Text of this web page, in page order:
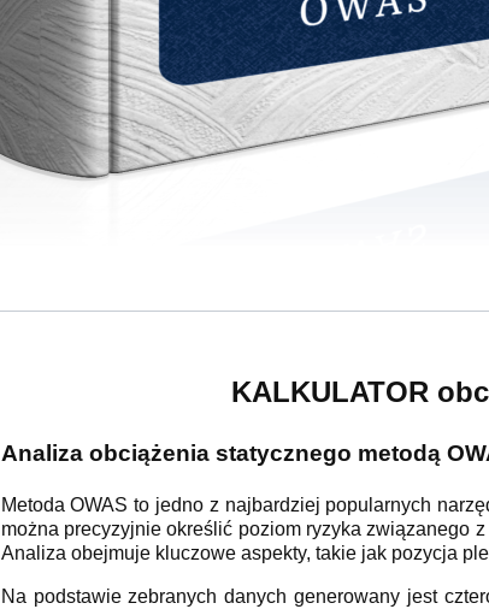
KALKULATOR
Analiza obciążenia statycznego metodą
Metoda OWAS to jedno z najbardziej popularnych
można precyzyjnie określić poziom ryzyka związanego
Analiza obejmuje kluczowe aspekty, takie jak pozycja
Na podstawie zebranych danych generowany jest